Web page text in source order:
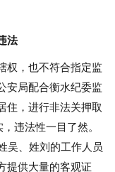
法
权，也不符合指定监
安局配合衡水纪委监
住，进行非法关押取
违法性一目了然。
吴、姓刘的工作人员
提供大量的客观证